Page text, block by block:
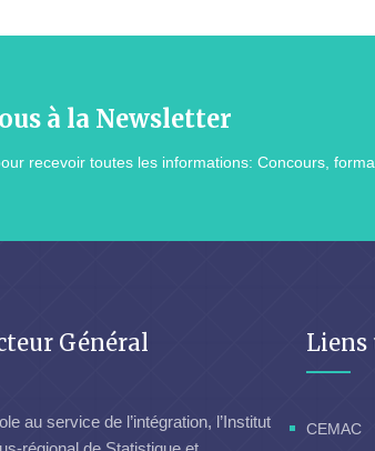
à la Newsletter
recevoir toutes les informations: Concours,
Général
au service de l’intégration, l’Institut
Liens
CEMAC